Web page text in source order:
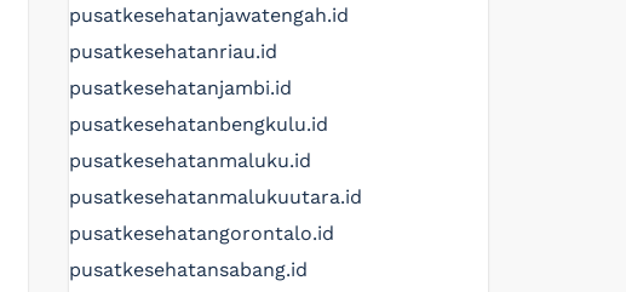
pusatkesehatanjawatengah.id
pusatkesehatanriau.id
pusatkesehatanjambi.id
pusatkesehatanbengkulu.id
pusatkesehatanmaluku.id
pusatkesehatanmalukuutara.id
pusatkesehatangorontalo.id
pusatkesehatansabang.id